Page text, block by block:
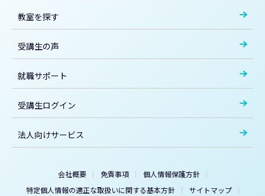
教室を探す
受講生の声
就職サポート
受講生ログイン
法人向けサービス
会社概要 免責事項
個人情報保護方針
特定個人情報の適正な取扱いに関する基本方針
サイトマップ